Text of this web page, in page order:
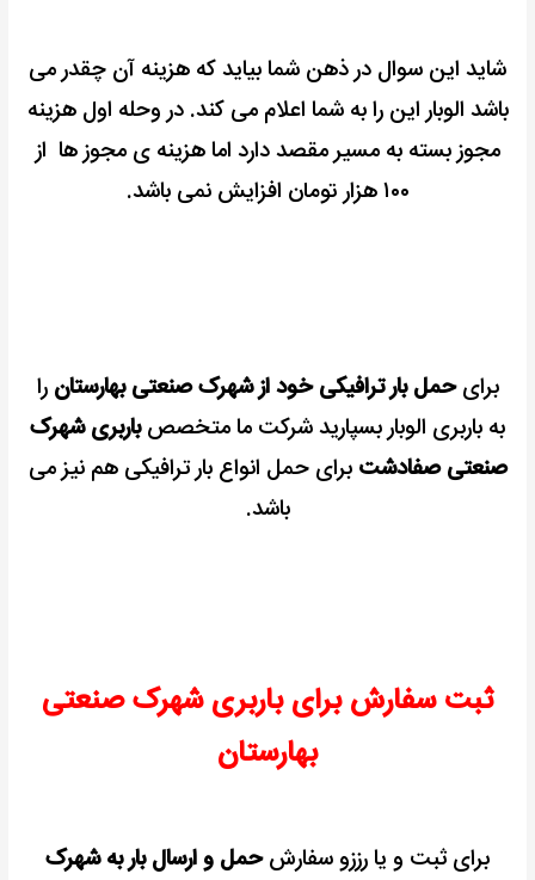
شاید این سوال در ذهن شما بیاید که هزینه آن چقدر می
باشد الوبار این را به شما اعلام می کند.در وحله اول هزینه
مجوز بسته به مسیر مقصد دارد اما هزینه ی مجوز ها از
۱۰۰ هزار تومان افزایش نمی باشد.
برایحمل بار ترافیکی خود از شهرک صنعتی بهارستانرا
به باربری الوبار بسپارید شرکت ما متخصصباربری شهرک
صنعتی صفادشت برای حمل انواع بار ترافیکی هم نیز می
باشد.
ثبت سفارش برای باربری شهرک صنعتی
بهارستان
برای ثبت و یا رززو سفارشحمل و ارسال بار به شهرک